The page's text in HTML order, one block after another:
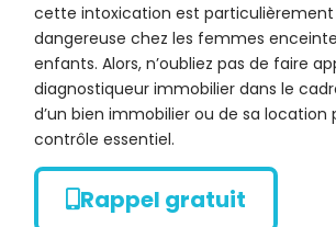
cette intoxication est
dangereuse chez les femmes
enfants. Alors, n’oubliez pas de faire
diagnostiqueur immobilier dans le
d’un bien immobilier ou de sa location
contrôle essentiel.
Rappel gratuit